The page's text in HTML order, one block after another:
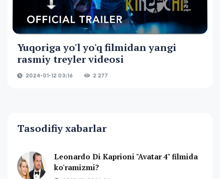
Yuqoriga yo'l yo'q filmidan yangi
rasmiy treyler videosi
2024-01-12 03:16 2 277
Tasodifiy xabarlar
Leonardo Di Kaprioni "Avatar 4" filmida
ko'ramizmi?